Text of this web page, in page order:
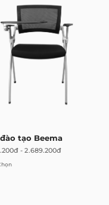
tạo Beema
-2.689.200đ